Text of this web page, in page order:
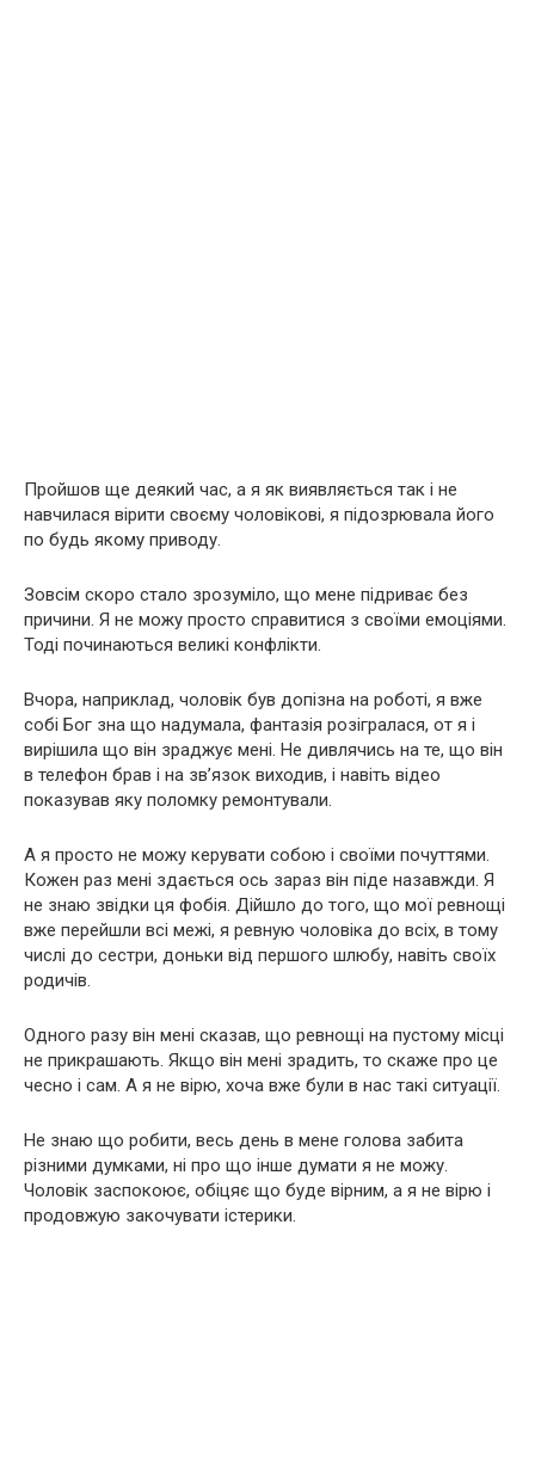
Пройшов ще деякий час, а я як виявляється так і не
навчилася вірити своєму чоловікові, я підозрювала його
по будь якому приводу.
Зовсім скоро стало зрозуміло, що мене підриває без
причини. Я не можу просто справитися з своїми емоціями.
Тоді починаються великі конфлікти.
Вчора, наприклад, чоловік був допізна на роботі, я вже
собі Бог зна що надумала, фантазія розігралася, от я і
вирішила що він зраджує мені. Не дивлячись на те, що він
в телефон брав і на зв’язок виходив, і навіть відео
показував яку поломку ремонтували.
А я просто не можу керувати собою і своїми почуттями.
Кожен раз мені здається ось зараз він піде назавжди. Я
не знаю звідки ця фобія. Дійшло до того, що мої ревнощі
вже перейшли всі межі, я ревную чоловіка до всіх, в тому
числі до сестри, доньки від першого шлюбу, навіть своїх
родичів.
Одного разу він мені сказав, що ревнощі на пустому місці
не прикрашають. Якщо він мені зрадить, то скаже про це
чесно і сам. А я не вірю, хоча вже були в нас такі ситуації.
Не знаю що робити, весь день в мене голова забита
різними думками, ні про що інше думати я не можу.
Чоловік заспокоює, обіцяє що буде вірним, а я не вірю і
продовжую закочувати істерики.